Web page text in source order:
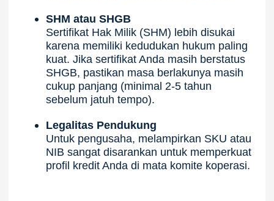
SHM atau SHGB
Sertifikat Hak Milik (SHM) lebih disukai
karena memiliki kedudukan hukum paling
kuat. Jika sertifikat Anda masih berstatus
SHGB, pastikan masa berlakunya masih
cukup panjang (minimal 2-5 tahun
sebelum jatuh tempo).
Legalitas Pendukung
Untuk pengusaha, melampirkan SKU atau
NIB sangat disarankan untuk memperkuat
profil kredit Anda di mata komite koperasi.